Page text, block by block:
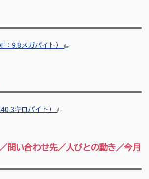
：9.8メガバイト）
キロバイト）
い合わせ先／人びとの動き／今月